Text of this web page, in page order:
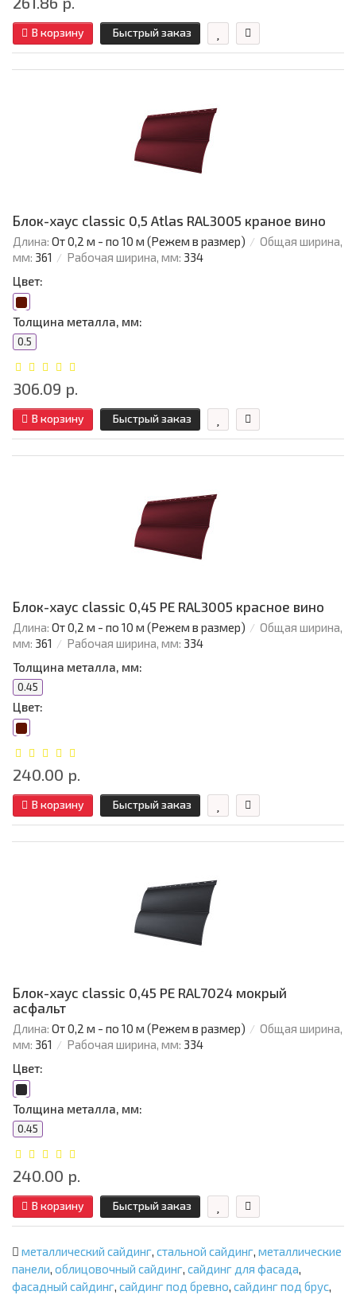
В корзину Быстрый заказ
Блок-хаус classic 0,5 Atlas RAL3005 краное вино
Длина: От 0,2 м - по 10 м (Режем в размер)
Общая ширина,
мм: 361 Рабочая ширина, мм: 334
Цвет:
Толщина металла, мм:
0.5
306.09 р.
В корзину Быстрый заказ
Блок-хаус classic 0,45 PE RAL3005 красное вино
Длина: От 0,2 м - по 10 м (Режем в размер)
Общая ширина,
мм: 361 Рабочая ширина, мм: 334
Толщина металла, мм:
0.45
Цвет:
240.00 р.
В корзину Быстрый заказ
Блок-хаус classic 0,45 PE RAL7024 мокрый
асфальт
Длина: От 0,2 м - по 10 м (Режем в размер)
Общая ширина,
мм: 361 Рабочая ширина, мм: 334
Цвет:
Толщина металла, мм:
0.45
240.00 р.
В корзину Быстрый заказ
металлический сайдинг, стальной сайдинг, металлические
панели, облицовочный сайдинг, сайдинг для фасада,
фасадный сайдинг, сайдинг под бревно, сайдинг под брус,